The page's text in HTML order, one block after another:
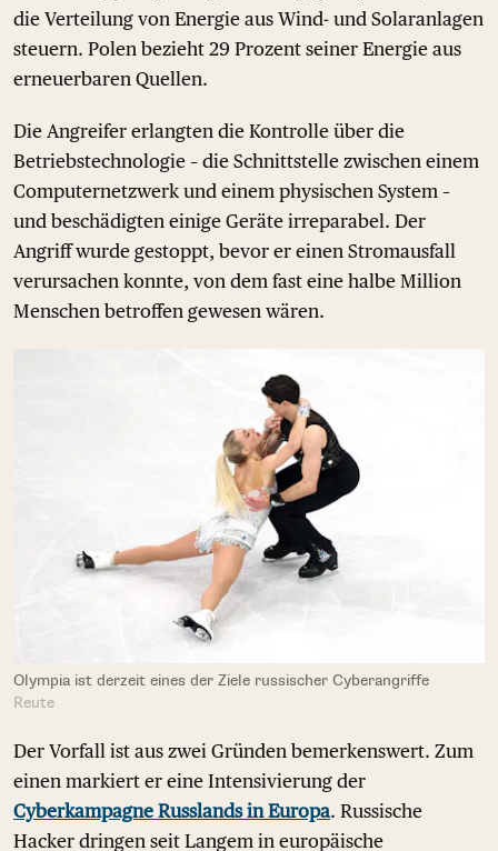
die Verteilung von Energie aus Wind- und Solaranlagen
steuern. Polen bezieht 29 Prozent seiner Energie aus
erneuerbaren Quellen.
Die Angreifer erlangten die Kontrolle über die
Betriebstechnologie – die Schnittstelle zwischen einem
Computernetzwerk und einem physischen System –
und beschädigten einige Geräte irreparabel. Der
Angriff wurde gestoppt, bevor er einen Stromausfall
verursachen konnte, von dem fast eine halbe Million
Menschen betroffen gewesen wären.
Olympia ist derzeit eines der Ziele russischer Cyberangriffe
Reute
Der Vorfall ist aus zwei Gründen bemerkenswert. Zum
einen markiert er eine Intensivierung der
Cyberkampagne Russlands in Europa. Russische
Hacker dringen seit Langem in europäische